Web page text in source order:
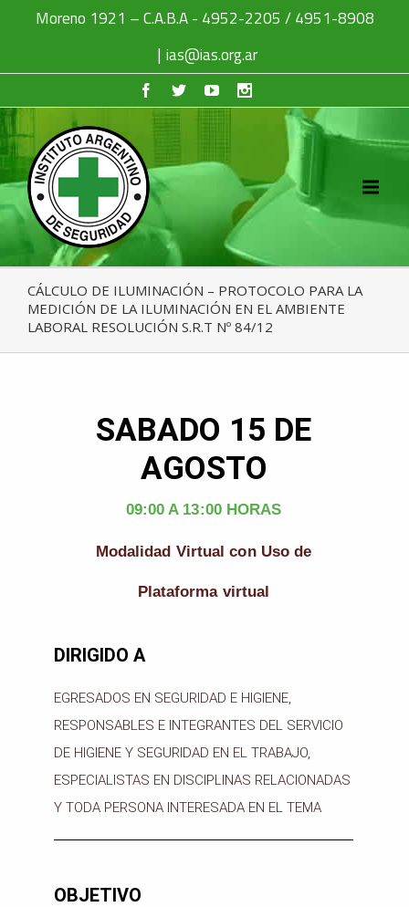
Moreno 1921 – C.A.B.A - 4952-2205 / 4951-8908
| ias@ias.org.ar
CÁLCULO DE ILUMINACIÓN – PROTOCOLO PARA LA
MEDICIÓN DE LA ILUMINACIÓN EN EL AMBIENTE
LABORAL RESOLUCIÓN S.R.T Nº 84/12
SABADO 15 DE
AGOSTO
09:00 A 13:00 HORAS
Modalidad Virtual con Uso de
Plataforma virtual
DIRIGIDO A
EGRESADOS EN SEGURIDAD E HIGIENE,
RESPONSABLES E INTEGRANTES DEL SERVICIO
DE HIGIENE Y SEGURIDAD EN EL TRABAJO,
ESPECIALISTAS EN DISCIPLINAS RELACIONADAS
Y TODA PERSONA INTERESADA EN EL TEMA
OBJETIVO